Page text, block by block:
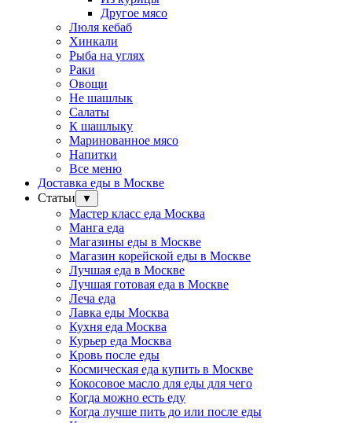
Другое мясо
Люля кебаб
Хинкали
Рыба на углях
Раки
Овощи
Не шашлык
Салаты
К шашлыку
Маринованное мясо
Напитки
Все меню
Доставка еды в Москве
Статьи
▼
Мастер класс еда Москва
Манга еда
Магазины еды в Москве
Магазин корейской еды в Москве
Лучшая еда в Москве
Лучшая готовая еда в Москве
Леча еда
Лавка еды Москва
Кухня еда Москва
Курьер еда Москва
Кровь после еды
Космическая еда купить в Москве
Кокосовое масло для еды для чего
Когда можно есть еду
Когда лучше пить до или после еды